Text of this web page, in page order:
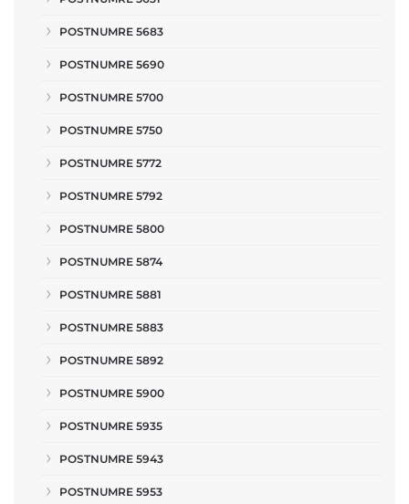
POSTNUMRE 5683
POSTNUMRE 5690
POSTNUMRE 5700
POSTNUMRE 5750
POSTNUMRE 5772
POSTNUMRE 5792
POSTNUMRE 5800
POSTNUMRE 5874
POSTNUMRE 5881
POSTNUMRE 5883
POSTNUMRE 5892
POSTNUMRE 5900
POSTNUMRE 5935
POSTNUMRE 5943
POSTNUMRE 5953